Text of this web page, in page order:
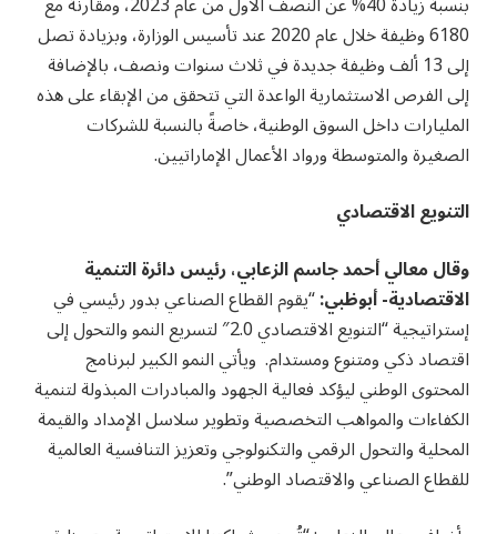
6180 وظيفة خلال عام 2020 عند تأسيس الوزارة، وبزيادة تصل
إلى 13 ألف وظيفة جديدة في ثلاث سنوات ونصف، بالإضافة
إلى الفرص الاستثمارية الواعدة التي تتحقق من الإبقاء على هذه
المليارات داخل السوق الوطنية، خاصةً بالنسبة للشركات
الصغيرة والمتوسطة ورواد الأعمال الإماراتيين.
التنويع الاقتصادي
وقال معالي أحمد جاسم الزعابي، رئيس دائرة التنمية
الاقتصادية- أبوظبي:“يقوم القطاع الصناعي بدور رئيسي في
إستراتيجية “التنويع الاقتصادي 2.0″ لتسريع النمو والتحول إلى
اقتصاد ذكي ومتنوع ومستدام. ويأتي النمو الكبير لبرنامج
المحتوى الوطني ليؤكد فعالية الجهود والمبادرات المبذولة لتنمية
الكفاءات والمواهب التخصصية وتطوير سلاسل الإمداد والقيمة
المحلية والتحول الرقمي والتكنولوجي وتعزيز التنافسية العالمية
للقطاع الصناعي والاقتصاد الوطني”.